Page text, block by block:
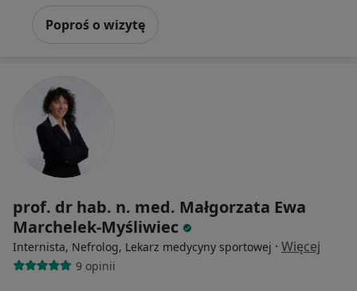
Poproś o wizytę
prof. dr hab. n. med. Małgorzata Ewa
Marchelek-Myśliwiec
Internista, Nefrolog, Lekarz medycyny sportowej · Więcej
9 opinii